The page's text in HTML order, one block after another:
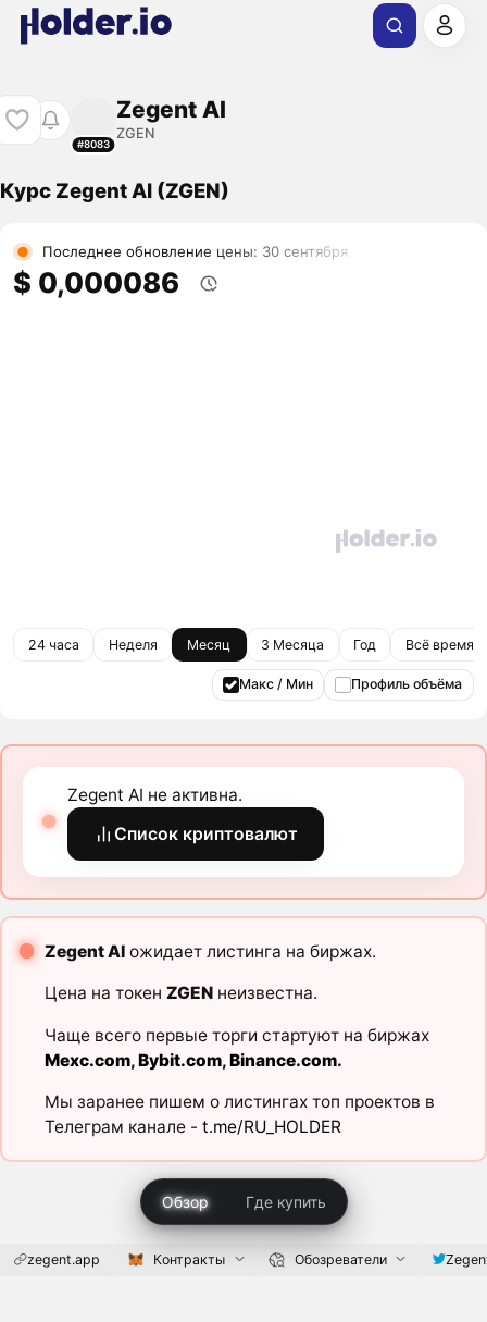
#8083
Zegent AI
ZGEN
Курс Zegent AI (ZGEN)
Последнее обновление цены: 30 сентября
$ 0,000086
24 часа Неделя Месяц 3 Месяца Год Всё время
Макс / Мин Профиль объёма
Zegent AI не активна.
Список криптовалют
Zegent AIожидает листинга на биржах.
Цена на токен ZGENнеизвестна.
Чаще всего первые торги стартуют на биржах
Mexc.com,Bybit.com,Binance.com.
Мы заранее пишем о листингах топ проектов в
Телеграм канале - t.me/RU_HOLDER
Обзор Где купить
zegent.app Контракты Обозреватели